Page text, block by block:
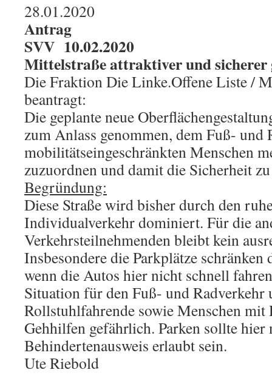
28.01.2020
Antrag
SVV 10.02.2020
Mittelstraße attraktiver und sicherer
Die Fraktion Die Linke.Offene Liste /
beantragt:
Die geplante neue
zum Anlass genommen, dem Fuß- und
mobilitätseingeschränkten Menschen
zuzuordnen und damit die Sicherheit
Begründung:
Diese Straße wird bisher durch den
Individualverkehr dominiert. Für die
Verkehrsteilnehmenden bleibt kein
Insbesondere die Parkplätze schränken
wenn die Autos hier nicht schnell
Situation für den Fuß- und Radverkehr
Rollstuhlfahrende sowie Menschen mit
Gehhilfen gefährlich. Parken sollte
Behindertenausweis erlaubt sein.
Ute Riebold